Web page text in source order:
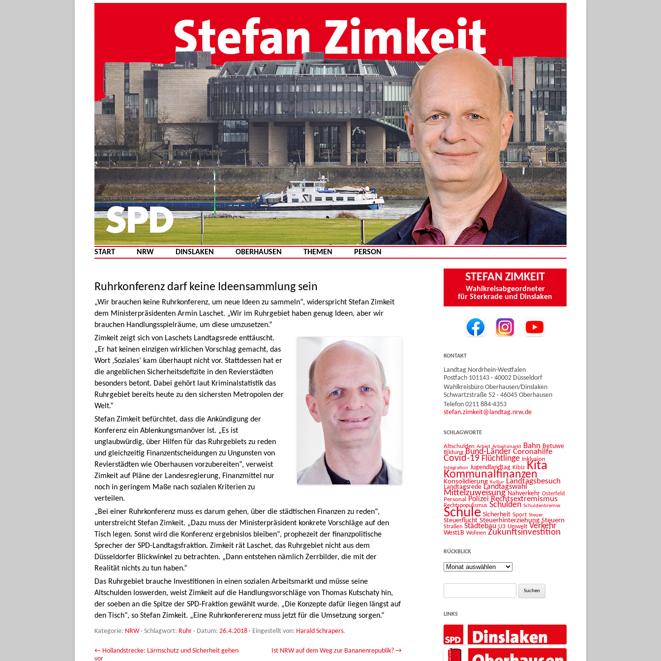
Zum Inhalt springen
START NRW DINSLAKEN OBERHAUSEN THEMEN PERSON
Ruhrkonferenz darf keine Ideensammlung sein
„Wir brauchen keine Ruhrkonferenz, um neue Ideen zu sammeln“, widerspricht Stefan Zimkeit
dem Ministerpräsidenten Armin Laschet. „Wir im Ruhrgebiet haben genug Ideen, aber wir
brauchen Handlungsspielräume, um diese umzusetzen.“
Zimkeit zeigt sich von Laschets Landtagsrede enttäuscht.
„Er hat keinen einzigen wirklichen Vorschlag gemacht, das
Wort ‚Soziales‘ kam überhaupt nicht vor. Stattdessen hat er
die angeblichen Sicherheitsdefizite in den Revierstädten
besonders betont. Dabei gehört laut Kriminalstatistik das
Ruhrgebiet bereits heute zu den sichersten Metropolen der
Welt.“
Stefan Zimkeit befürchtet, dass die Ankündigung der
Konferenz ein Ablenkungsmanöver ist. „Es ist
unglaubwürdig, über Hilfen für das Ruhrgebiets zu reden
und gleichzeitig Finanzentscheidungen zu Ungunsten von
Revierstädten wie Oberhausen vorzubereiten“, verweist
Zimkeit auf Pläne der Landesregierung, Finanzmittel nur
noch in geringem Maße nach sozialen Kriterien zu
verteilen.
„Bei einer Ruhrkonferenz muss es darum gehen, über die städtischen Finanzen zu reden“,
unterstreicht Stefan Zimkeit. „Dazu muss der Ministerpräsident konkrete Vorschläge auf den
Tisch legen. Sonst wird die Konferenz ergebnislos bleiben“, prophezeit der finanzpolitische
Sprecher der SPD-Landtagsfraktion. Zimkeit rät Laschet, das Ruhrgebiet nicht aus dem
Düsseldorfer Blickwinkel zu betrachten. „Dann entstehen nämlich Zerrbilder, die mit der
Realität nichts zu tun haben.“
Das Ruhrgebiet brauche Investitionen in einen sozialen Arbeitsmarkt und müsse seine
Altschulden loswerden, weist Zimkeit auf die Handlungsvorschläge von Thomas Kutschaty hin,
der soeben an die Spitze der SPD-Fraktion gewählt wurde. „Die Konzepte dafür liegen längst auf
den Tisch“, so Stefan Zimkeit. „Eine Ruhrkonfererenz muss jetzt für die Umsetzung sorgen.“
Kategorie: NRW· Schlagwort: Ruhr · Datum: 26.4.2018 · Eingestellt von: Harald Schrapers.
Beitrags-Navigation
← Hollandstrecke: Lärmschutz und Sicherheit gehen
vor
Ist NRW auf dem Weg zur Bananenrepublik? →
STEFAN ZIMKEIT
Wahlkreisabgeordneter
für Sterkrade und Dinslaken
KONTAKT
Landtag Nordrhein-Westfalen
Postfach 101143 · 40002 Düsseldorf
Wahlkreisbüro Oberhausen/Dinslaken
Schwartzstraße 52 · 46045 Oberhausen
Telefon 0211 884-4353
stefan.zimkeit@landtag.nrw.de
SCHLAGWORTE
Altschulden Arbeit Arbeitsmarkt Bahn Betuwe
Bildung Bund-Länder Coronahilfe
Covid-19 Flüchtlinge Inklusion
Integration Jugendlandtag Kibiz Kita
Kommunalfinanzen
Konsolidierung Kultur Landtagsbesuch
Landtagsrede Landtagswahl
Mittelzuweisung Nahverkehr Osterfeld
Personal Polizei Rechtsextremismus
Rechtspopulismus Schulden Schuldenbremse
Schule Sicherheit Sport Steuer
Steuerflucht Steuerhinterziehung Steuern
Straßen Städtebau U3 Umwelt Verkehr
WestLB Wohnen Zukunftsinvestition
RÜCKBLICK
Rückblick
Suche
LINKS